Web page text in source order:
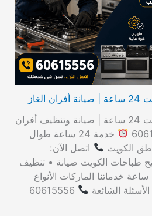
فني تصليح طباخات الكويت 24 ساعة | صيانة وتنظيف أفران
خدمة 24 ساعة طوال
الكويت
اتصل الآن:
طباخات الكويت صيانة • تنظيف
• قطع غيار أصلية — 24 ساعة خدماتنا الماركات الأنواع
الشائعة
60615556